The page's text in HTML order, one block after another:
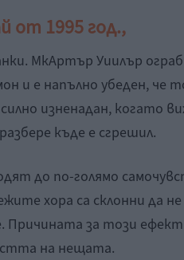
от 1995 год.,
МкАртър Уиилър
и е напълно убеден, че
изненадан, когато
къде е сгрешил.
до по-голямо
хора са склонни да не
за този ефект
на нещата.